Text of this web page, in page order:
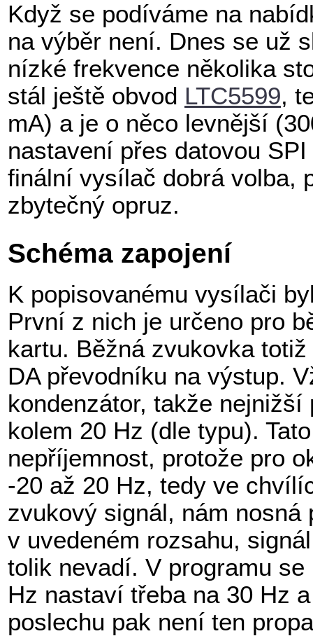
Když se podíváme na
na výběr není. Dnes se už
nízké frekvence několika
stál ještě obvod LTC5599,
mA) a je o něco levnější
nastavení přes datovou
finální vysílač dobrá volba,
zbytečný opruz.
Schéma zapojení
K popisovanému vysílači
První z nich je určeno pro
kartu. Běžná zvukovka
DA převodníku na výstup.
kondenzátor, takže
kolem 20 Hz (dle typu).
nepříjemnost, protože pro
-20 až 20 Hz, tedy ve
zvukový signál, nám nosná
v uvedeném rozsahu,
tolik nevadí. V programu
Hz nastaví třeba na 30 Hz
poslechu pak není ten